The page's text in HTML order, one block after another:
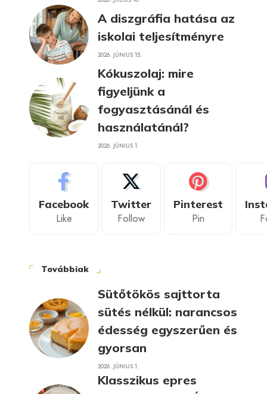
A diszgráfia hatása az
iskolai teljesítményre
2026. JÚNIUS 15.
Kókuszolaj: mire
figyeljünk a
fogyasztásánál és
használatánál?
2026. JÚNIUS 1.
Facebook
Like
Twitter
Follow
Pinterest
Pin
Továbbiak
Sütőtökös sajttorta
sütés nélkül: narancsos
édesség egyszerűen és
gyorsan
2026. JÚNIUS 1.
Klasszikus epres